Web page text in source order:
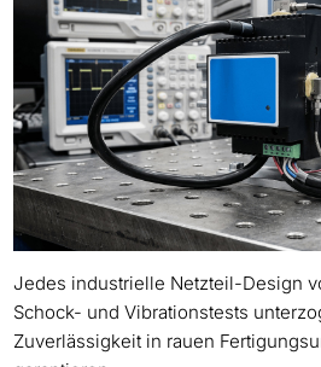
Jedes industrielle Netzteil-Design
Schock- und Vibrationstests
Zuverlässigkeit in rauen